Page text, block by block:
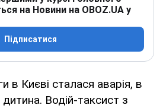
на Новини на OBOZ.UA у
Підписатися
в Києві сталася аварія, в
Водій-таксист з